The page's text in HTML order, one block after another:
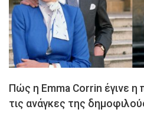
Πώς η Emma Corrin έγινε η
τις ανάγκες της